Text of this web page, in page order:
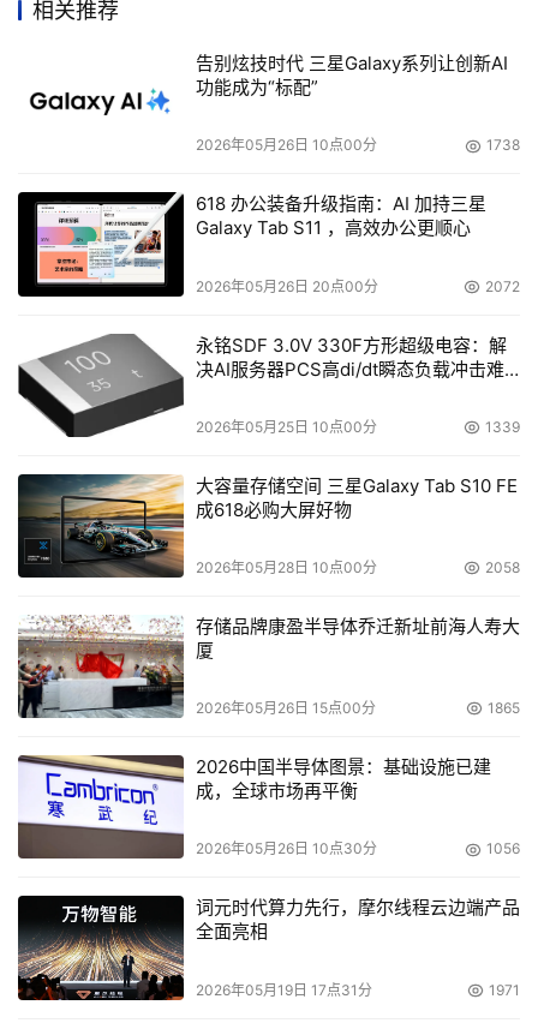
五、 复杂性成为最大敌人
Schneier 认为"系统越复杂，面临的安全危险就越大"，并称
互联网为"有史以来最复杂的机器"。网络安全技术的发展始
终未能跟上互联网前进的步伐。"网络安全形势好转，可同
六、 黑客袭击要比漏洞补丁来得更快
新的漏洞出现要比设备制造商修补的速度更快。在其他方
面，一些嵌入式系统中出现的漏洞，比如思科系统公司的路
由器，不能被修补，导致许多公司成为被攻击的对象。
七、 蠕虫较以往更为高级
它们已经包含漏洞测评工具，正在扫描全体漏洞的防御系
统，并正把Google公司作为信息搜集工具。"这种趋势导致
越来越多的蠕虫犯罪。"
Schneier认为："如果远程计算机不可信赖，不管你的认证
方案有多棒都无济于事。"在很多情况下，不在公司保护范
件，为黑客袭击提供机会。
九、 安全软件可能威胁终端
版权保护）软件。Schneier 指出，"我们看到越来越多的安
全防护非但不能够保护用户，反而被用作侵袭用户的工
具。"在至少一种情况下，包括索尼公司安装的DRM软件，
相关推荐
告别炫技时代 三星Galaxy系列让创新AI
功能成为“标配”
2026年05月26日 10点00分 1738
618 办公装备升级指南：AI 加持三星
Galaxy Tab S11 ，高效办公更顺心
2026年05月26日 20点00分 2072
永铭SDF 3.0V 330F方形超级电容：解
决AI服务器PCS高di/dt瞬态负载冲击难
2026年05月25日 10点00分 1339
大容量存储空间 三星Galaxy Tab S10 FE
成618必购大屏好物
2026年05月28日 10点00分 2058
存储品牌康盈半导体乔迁新址前海人寿大
厦
2026年05月26日 15点00分 1865
2026中国半导体图景：基础设施已建
成，全球市场再平衡
2026年05月26日 10点30分 1056
词元时代算力先行，摩尔线程云边端产品
全面亮相
2026年05月19日 17点31分 1971